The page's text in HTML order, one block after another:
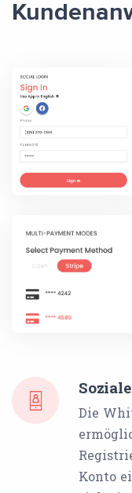
Die
Konto